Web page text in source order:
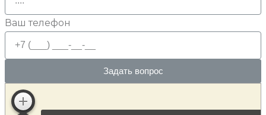
Ваш телефон
Задать вопрос